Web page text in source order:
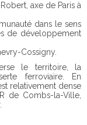
axe de Paris à
dans le sens
de développement
Cossigny.
le territoire, la
ferroviaire. En
relativement dense
de Combs-la-Ville,